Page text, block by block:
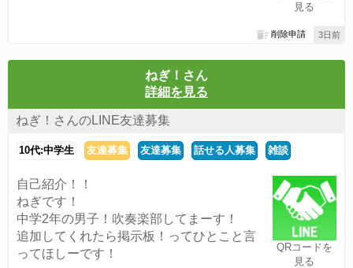
見る
3日前
削除申請
ねぎ！さん
詳細を見る
ねぎ！さんのLINE友達募集
10代:中学生 友達募集 友達募集 話せる人募集 雑談
QRコードを
見る
自己紹介！！
ねぎです！
中学2年の男子！吹奏楽部してまーす！
追加してくれたら掲示板！ってひとこと言
ってほしーです！